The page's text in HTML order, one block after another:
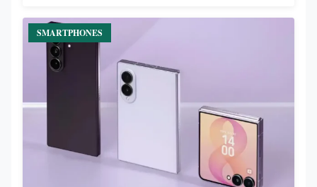
SMARTPHONES